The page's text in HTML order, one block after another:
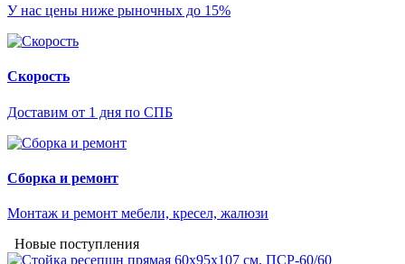
У нас цены ниже рыночных до 15%
Скорость
Доставим от 1 дня по СПБ
Сборка и ремонт
Монтаж и ремонт мебели, кресел, жалюзи
Новые поступления